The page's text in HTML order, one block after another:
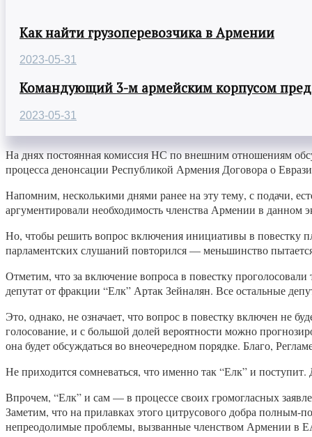
Как найти грузоперевозчика в Армении
2023-05-31
Командующий 3-м армейским корпусом
2023-05-31
На днях постоянная комиссия НС по внешним отношениям
процесса денонсации Республикой Армения Договора о
Напомним, несколькими днями ранее на эту тему, с подачи,
аргументировали необходимость членства Армении в данном
Но, чтобы решить вопрос включения инициативы в повестку
парламентских слушаний повторился — меньшинство
Отметим, что за включение вопроса в повестку
депутат от фракции “Елк” Артак Зейналян. Все остальные
Это, однако, не означает, что вопрос в повестку включен не
голосование, и с большой долей вероятности можно
она будет обсуждаться во внеочередном порядке. Благо,
Не приходится сомневаться, что именно так “Елк” и
Впрочем, “Елк” и сам — в процессе своих громогласных
Заметим, что на прилавках этого цитрусового добра
непреодолимые проблемы, вызванные членством Армении в